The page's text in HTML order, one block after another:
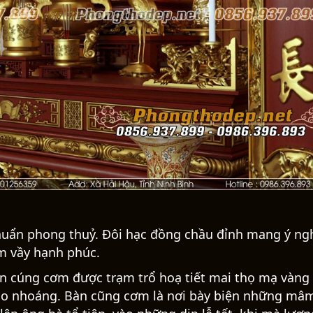
phong thuỷ. Đôi hạc đồng chầu đỉnh mang ý
vầy hạnh phúc.
cúng cơm được trạm trổ hoạ tiết mai thọ mạ vàng
nhoáng. Bàn cũng cơm là nơi bày biện những